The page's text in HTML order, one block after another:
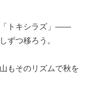
「トキシラズ」――
ずつ移ろう。
もそのリズムで秋を